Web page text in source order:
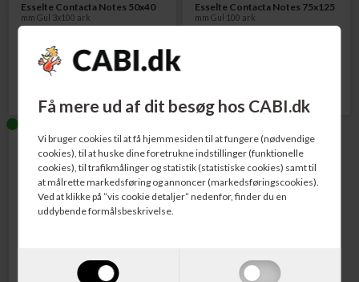
Få mere ud af dit besøg hos CABI.dk
Vi bruger cookies til at få hjemmesiden til at fungere (nødvendige
cookies), til at huske dine foretrukne indstillinger (funktionelle
cookies), til trafikmålinger og statistik (statistiske cookies) samt til
at målrette markedsføring og annoncer (markedsføringscookies).
Ved at klikke på ”vis cookie detaljer” nedenfor, finder du en
uddybende formålsbeskrivelse.
Esselte Contacta Notes 50x40
mm Gul 3x100 ark
Pris v/288 pk. - pr. pk.:
9,00 DKK
Esselte Contacta Notes 75x125
mm Gul 100 ark
Esselte Contacta Notes 75x75
mm Gul 100 ark